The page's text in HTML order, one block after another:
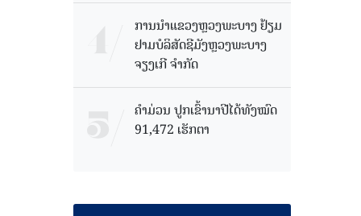
ການນຳແຂວງຫຼວງພະບາງ ຢ້ຽມ​
ຢາມບໍ​ລິ​ສັດຊີມັງຫຼວງພະບາງ
ຈຽງເກີ ຈໍາກັດ
ຄໍາມ່ວນ ປູກເຂົ້ານາປີໄດ້ທັງໝົດ
91,472 ເຮັກຕາ